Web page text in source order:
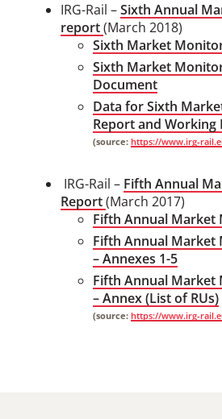
IRG-Rail –Sixth Annual
report(March 2018)
Sixth Market
Sixth Market
Document
Data for Sixth
Report and Working
(source: https://www.irg-
IRG-Rail – Fifth Annual
Report(March 2017)
Fifth Annual Market
Fifth Annual Market
– Annexes 1-5
Fifth Annual Market
– Annex (List of RUs)
(source: https://www.irg-